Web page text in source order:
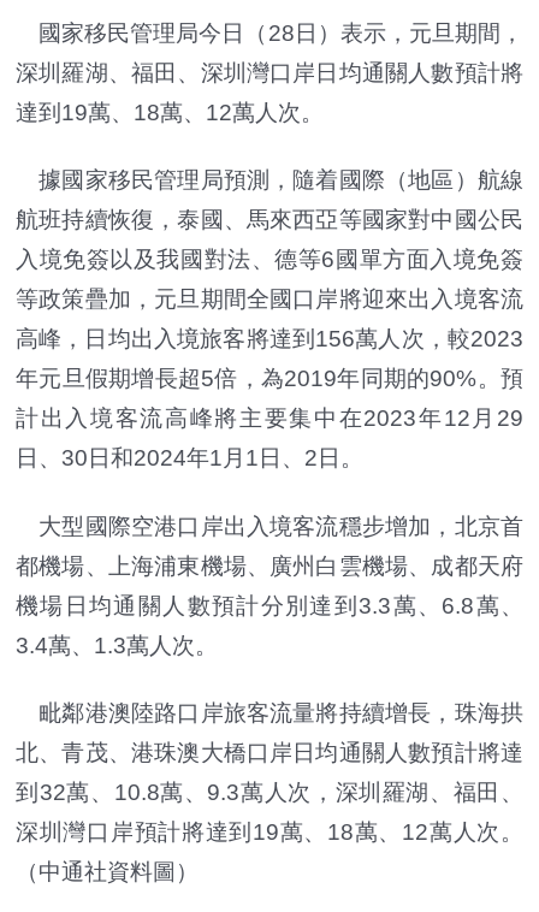
國家移民管理局今日（28日） 表示，元旦期間，
深圳羅湖、福田、深圳灣口岸日均通關人數預計將
達到19萬、18萬、12萬人次。
據國家移民管理局預測，隨着國際（地區）航線
航班持續恢復，泰國、馬來西亞等國家對中國公民
入境免簽以及我國對法、德等6國單方面入境免簽
等政策疊加，元旦期間全國口岸將迎來出入境客流
高峰，日均出入境旅客將達到156萬人次，較2023
年元旦假期增長超5倍，為2019年同期的90%。 預
計出入境客流高峰將主要集中在2023年12月29
日、30日和2024年1月1日、2日。
大型國際空港口岸出入境客流穩步增加，北京首
都機場、上海浦東機場、廣州白雲機場、成都天府
機場日均通關人數預計分別達到3.3萬、6.8萬、
3.4萬、1.3萬人次。
毗鄰港澳陸路口岸旅客流量將持續增長，珠海拱
北、青茂、港珠澳大橋口岸日均通關人數預計將達
到32萬、10.8萬、9.3萬人次，深圳羅湖、福田、
深圳灣口岸預計將達到19萬、18萬、12萬人次。
（中通社資料圖）